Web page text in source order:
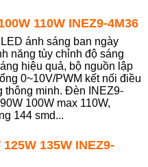
110W INEZ9-4M36
ánh sáng ban ngày
năng tùy chỉnh độ sáng
hiệu quả, bộ nguồn lập
0~10V/PWM kết nối điều
thông minh. Đèn INEZ9-
100W max 110W,
144 smd...
135W INEZ9-